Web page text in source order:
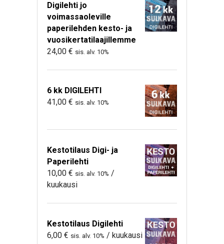
Digilehti jo
voimassaoleville
paperilehden kesto- ja
vuosikertatilaajillemme
24,00 € sis. alv. 10%
6 kk DIGILEHTI
41,00 € sis. alv. 10%
Kestotilaus Digi- ja
Paperilehti
10,00 € sis. alv. 10% /
kuukausi
Kestotilaus Digilehti
6,00 € sis. alv. 10% / kuukausi